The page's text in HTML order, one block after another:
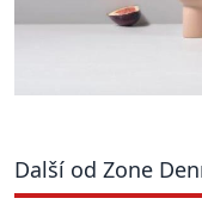
Další od Zone